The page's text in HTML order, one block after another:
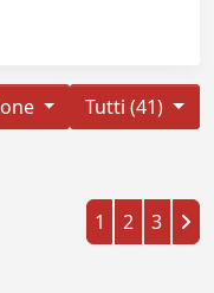
Tutti (41)
1 2 3